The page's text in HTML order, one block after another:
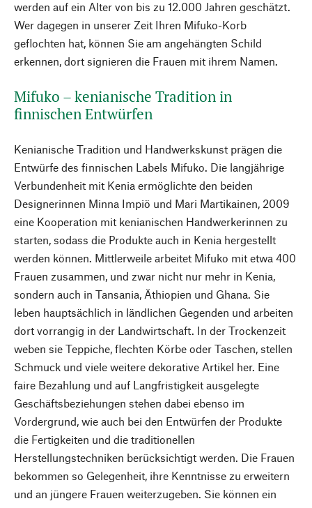
werden auf ein Alter von bis zu 12.000 Jahren geschätzt.
Wer dagegen in unserer Zeit Ihren Mifuko-Korb
geflochten hat, können Sie am angehängten Schild
erkennen, dort signieren die Frauen mit ihrem Namen.
Mifuko – kenianische Tradition in
finnischen Entwürfen
Kenianische Tradition und Handwerkskunst prägen die
Entwürfe des finnischen Labels Mifuko. Die langjährige
Verbundenheit mit Kenia ermöglichte den beiden
Designerinnen Minna Impiö und Mari Martikainen, 2009
eine Kooperation mit kenianischen Handwerkerinnen zu
starten, sodass die Produkte auch in Kenia hergestellt
werden können. Mittlerweile arbeitet Mifuko mit etwa 400
Frauen zusammen, und zwar nicht nur mehr in Kenia,
sondern auch in Tansania, Äthiopien und Ghana. Sie
leben hauptsächlich in ländlichen Gegenden und arbeiten
dort vorrangig in der Landwirtschaft. In der Trockenzeit
weben sie Teppiche, flechten Körbe oder Taschen, stellen
Schmuck und viele weitere dekorative Artikel her. Eine
faire Bezahlung und auf Langfristigkeit ausgelegte
Geschäftsbeziehungen stehen dabei ebenso im
Vordergrund, wie auch bei den Entwürfen der Produkte
die Fertigkeiten und die traditionellen
Herstellungstechniken berücksichtigt werden. Die Frauen
bekommen so Gelegenheit, ihre Kenntnisse zu erweitern
und an jüngere Frauen weiterzugeben. Sie können ein